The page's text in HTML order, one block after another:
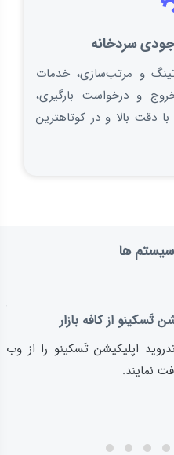
سردخانه
و مرتب‌سازی، خدمات
خروج و درخواست بارگیری،
دقت بالا و در کوتاهترین
سیستم ها
تَسکینو از کافه بازار
اپلیکیشن تَسکینو را از وب
نمایند.